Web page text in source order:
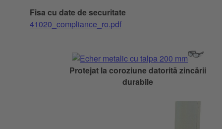
Fisa cu date de securitate
41020_compliance_ro.pdf
Protejat la coroziune datorită zincării
durabile